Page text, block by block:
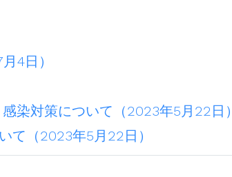
4日）
染対策について（2023年5月22日）
て（2023年5月22日）